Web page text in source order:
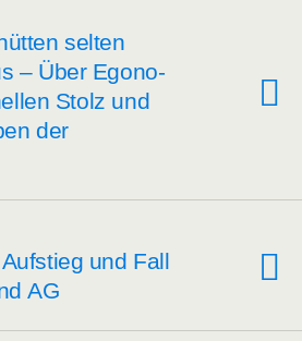
sel­ten
– Über Ego­no­
Stolz und
der
und Fall
AG